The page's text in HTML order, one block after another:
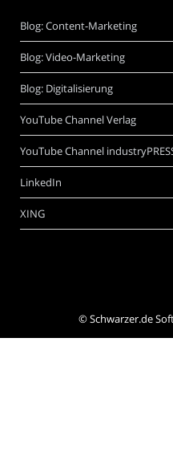
Blog: Content-Marketing
Blog: Video-Marketing
Blog: Digitalisierung
YouTube Channel Verlag
YouTube Channel
LinkedIn
XING
©Schwarzer.de